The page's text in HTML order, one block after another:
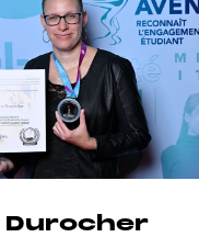
Durocher